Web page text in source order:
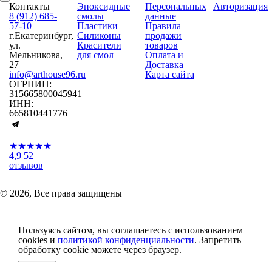
Контакты
8 (912) 685-
57-10
г.Екатеринбург,
ул.
Мельникова,
27
info@arthouse96.ru
ОГРНИП:
315665800045941
ИНН:
665810441776
★★★★★
4,9 52
отзывов
Эпоксидные
смолы
Пластики
Силиконы
Красители
для смол
Персональных
данные
Правила
продажи
товаров
Оплата и
Доставка
Карта сайта
Авторизация
© 2026, Все права защищены
Пользуясь сайтом, вы соглашаетесь с использованием
cookies и политикой конфиденциальности. Запретить
обработку cookie можете через браузер.